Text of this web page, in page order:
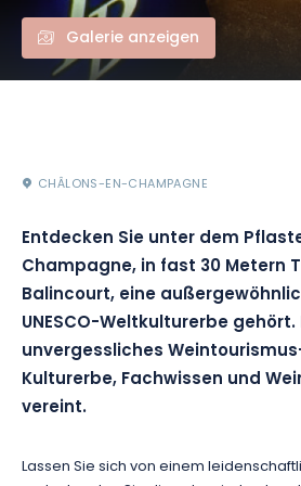
Galerie anzeigen
CHÂLONS-EN-CHAMPAGNE
Entdecken Sie unter dem
Champagne, in fast 30 Metern
Balincourt, eine
UNESCO-Weltkulturerbe gehört.
unvergessliches
Kulturerbe, Fachwissen und
vereint.
Lassen Sie sich von einem